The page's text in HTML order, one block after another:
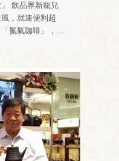
飲品界新寵兒
，就連便利超
氮氣咖啡」，究
聞連接：